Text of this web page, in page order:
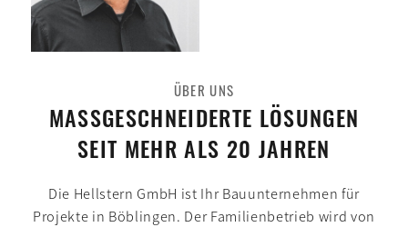
ÜBER UNS
MASSGESCHNEIDERTE LÖSUNGEN
SEIT MEHR ALS 20 JAHREN
Die Hellstern GmbH ist Ihr Bau­unternehmen für
Projekte in Böblingen. Der Familien­betrieb wird von